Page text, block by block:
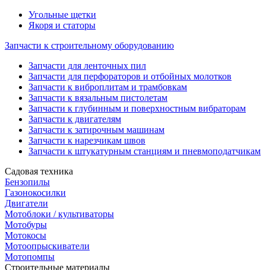
Угольные щетки
Якоря и статоры
Запчасти к строительному оборудованию
Запчасти для ленточных пил
Запчасти для перфораторов и отбойных молотков
Запчасти к виброплитам и трамбовкам
Запчасти к вязальным пистолетам
Запчасти к глубинным и поверхностным вибраторам
Запчасти к двигателям
Запчасти к затирочным машинам
Запчасти к нарезчикам швов
Запчасти к штукатурным станциям и пневмоподатчикам
Садовая техника
Бензопилы
Газонокосилки
Двигатели
Мотоблоки / культиваторы
Мотобуры
Мотокосы
Мотоопрыскиватели
Мотопомпы
Строительные материалы